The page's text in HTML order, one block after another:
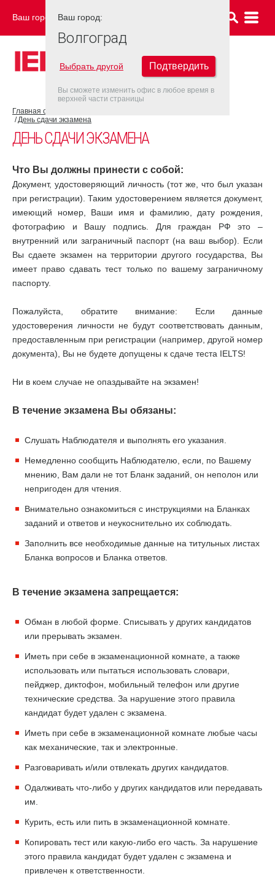
Ваш город: ВОЛГОГРАД
Главная страница
День сдачи экзамена
ДЕНЬ СДАЧИ ЭКЗАМЕНА
Что Вы должны принести с собой:
Документ, удостоверяющий личность (тот же, что был указан
при регистрации). Таким удостоверением является документ,
имеющий номер, Ваши имя и фамилию, дату рождения,
фотографию и Вашу подпись. Для граждан РФ это –
внутренний или заграничный паспорт (на ваш выбор). Если
Вы сдаете экзамен на территории другого государства, Вы
имеет право сдавать тест только по вашему заграничному
паспорту.
Пожалуйста, обратите внимание: Если данные
удостоверения личности не будут соответствовать данным,
предоставленным при регистрации (например, другой номер
документа), Вы не будете допущены к сдаче теста IELTS!
Ни в коем случае не опаздывайте на экзамен!
В течение экзамена Вы обязаны:
Слушать Наблюдателя и выполнять его указания.
Немедленно сообщить Наблюдателю, если, по Вашему
мнению, Вам дали не тот Бланк заданий, он неполон или
непригоден для чтения.
Внимательно ознакомиться с инструкциями на Бланках
заданий и ответов и неукоснительно их соблюдать.
Заполнить все необходимые данные на титульных листах
Бланка вопросов и Бланка ответов.
В течение экзамена запрещается:
Обман в любой форме. Списывать у других кандидатов
или прерывать экзамен.
Иметь при себе в экзаменационной комнате, а также
использовать или пытаться использовать словари,
пейджер, диктофон, мобильный телефон или другие
технические средства. За нарушение этого правила
кандидат будет удален с экзамена.
Иметь при себе в экзаменационной комнате любые часы
как механические, так и электронные.
Разговаривать и/или отвлекать других кандидатов.
Одалживать что-либо у других кандидатов или передавать
им.
Курить, есть или пить в экзаменационной комнате.
Копировать тест или какую-либо его часть. За нарушение
этого правила кандидат будет удален с экзамена и
привлечен к ответственности.
Ваш город:
Волгоград
Выбрать другой Подтвердить
Вы сможете изменить офис в любое время в
верхней части страницы